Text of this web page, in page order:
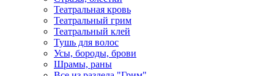
Театральная кровь
Театральный грим
Театральный клей
Тушь для волос
Усы, бороды, брови
Шрамы, раны